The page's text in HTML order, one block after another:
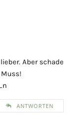
Aber schade
ANTWORTEN